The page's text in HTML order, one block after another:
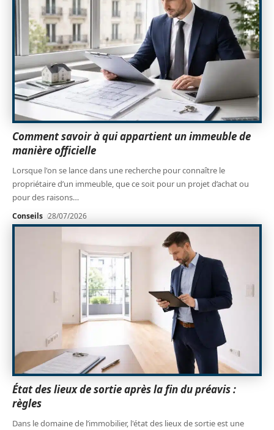
Comment savoir à qui appartient un immeuble de
manière officielle
Lorsque l'on se lance dans une recherche pour connaître le
propriétaire d’un immeuble, que ce soit pour un projet d’achat ou
pour des raisons…
Conseils 28/07/2026
État des lieux de sortie après la fin du préavis :
règles
Dans le domaine de l’immobilier, l'état des lieux de sortie est une